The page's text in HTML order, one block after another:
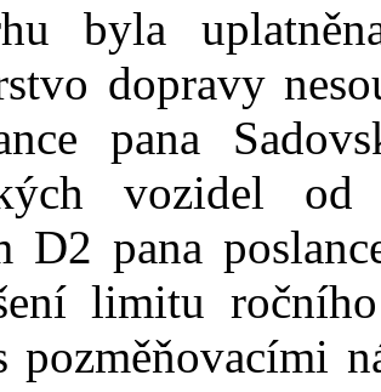
byla
dopravy
pana
vozidel od
D2 pana
limitu
pozměňovacími